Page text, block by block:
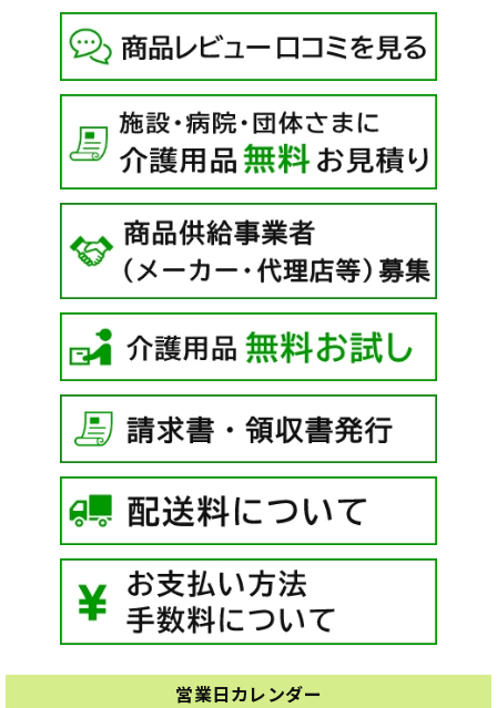
営業日カレンダー